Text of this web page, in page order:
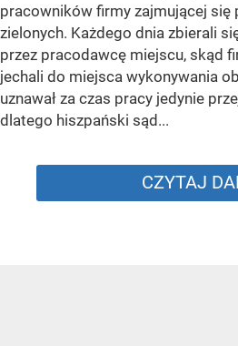
pracowników firmy zajmującej się
zielonych. Każdego dnia zbierali
przez pracodawcę miejscu, skąd
jechali do miejsca wykonywania
uznawał za czas pracy jedynie
dlatego hiszpański sąd...
CZYTAJ